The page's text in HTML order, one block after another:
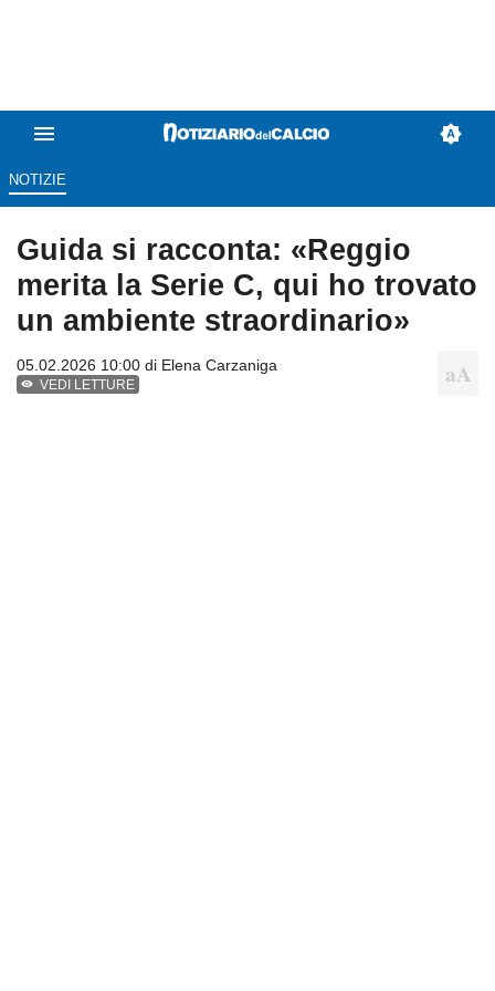
NOTIZIE
Guida si racconta: «Reggio
merita la Serie C, qui ho trovato
un ambiente straordinario»
05.02.2026 10:00 di Elena Carzaniga
VEDI LETTURE